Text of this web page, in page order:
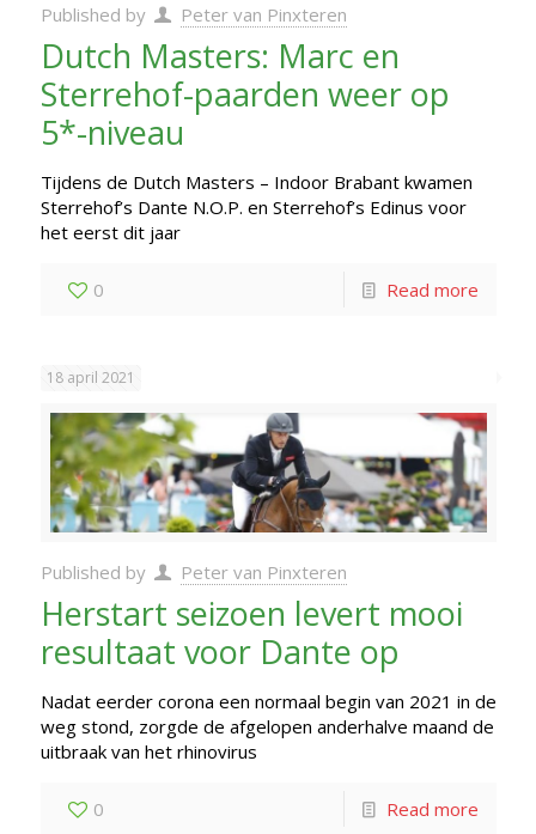
Published by Peter van Pinxteren
Dutch Masters: Marc en
Sterrehof-paarden weer op
5*-niveau
Tijdens de Dutch Masters – Indoor Brabant kwamen
Sterrehof’s Dante N.O.P. en Sterrehof’s Edinus voor
het eerst dit jaar
0 Read more
18 april 2021
Published by Peter van Pinxteren
Herstart seizoen levert mooi
resultaat voor Dante op
Nadat eerder corona een normaal begin van 2021 in de
weg stond, zorgde de afgelopen anderhalve maand de
uitbraak van het rhinovirus
0 Read more